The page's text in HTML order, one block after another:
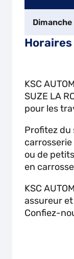
Dimanche
KSC
SUZE LA
pour les
Profitez du
ou de
en
KSC
assureur
Confiez-